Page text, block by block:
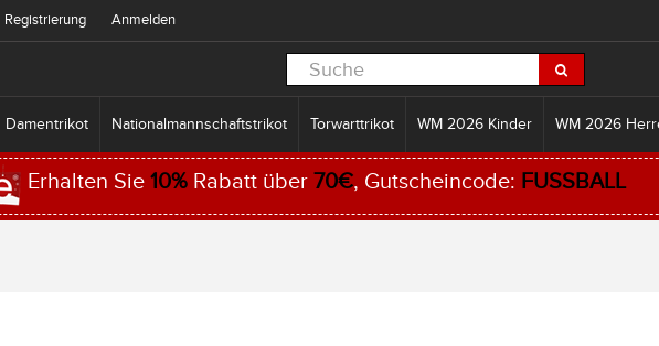
Registrierung Anmelden
Damentrikot Nationalmannschaftstrikot Torwarttrikot WM 2026 Kinder WM 2026
Erhalten Sie 10%Rabatt über 70€, Gutscheincode: FUSSBALL